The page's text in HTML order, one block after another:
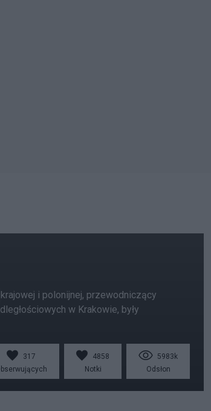
i polonijnej, przewodniczący
w Krakowie, były
317
4858
Notki
5983k
Odsłon